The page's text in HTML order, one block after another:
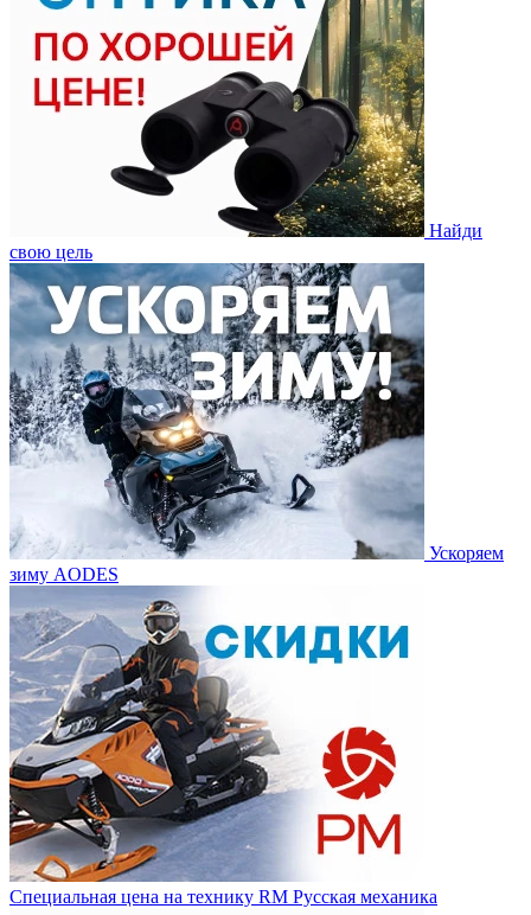
Найди
свою цель
Ускоряем
зиму AODES
Специальная цена на технику RM Русская механика